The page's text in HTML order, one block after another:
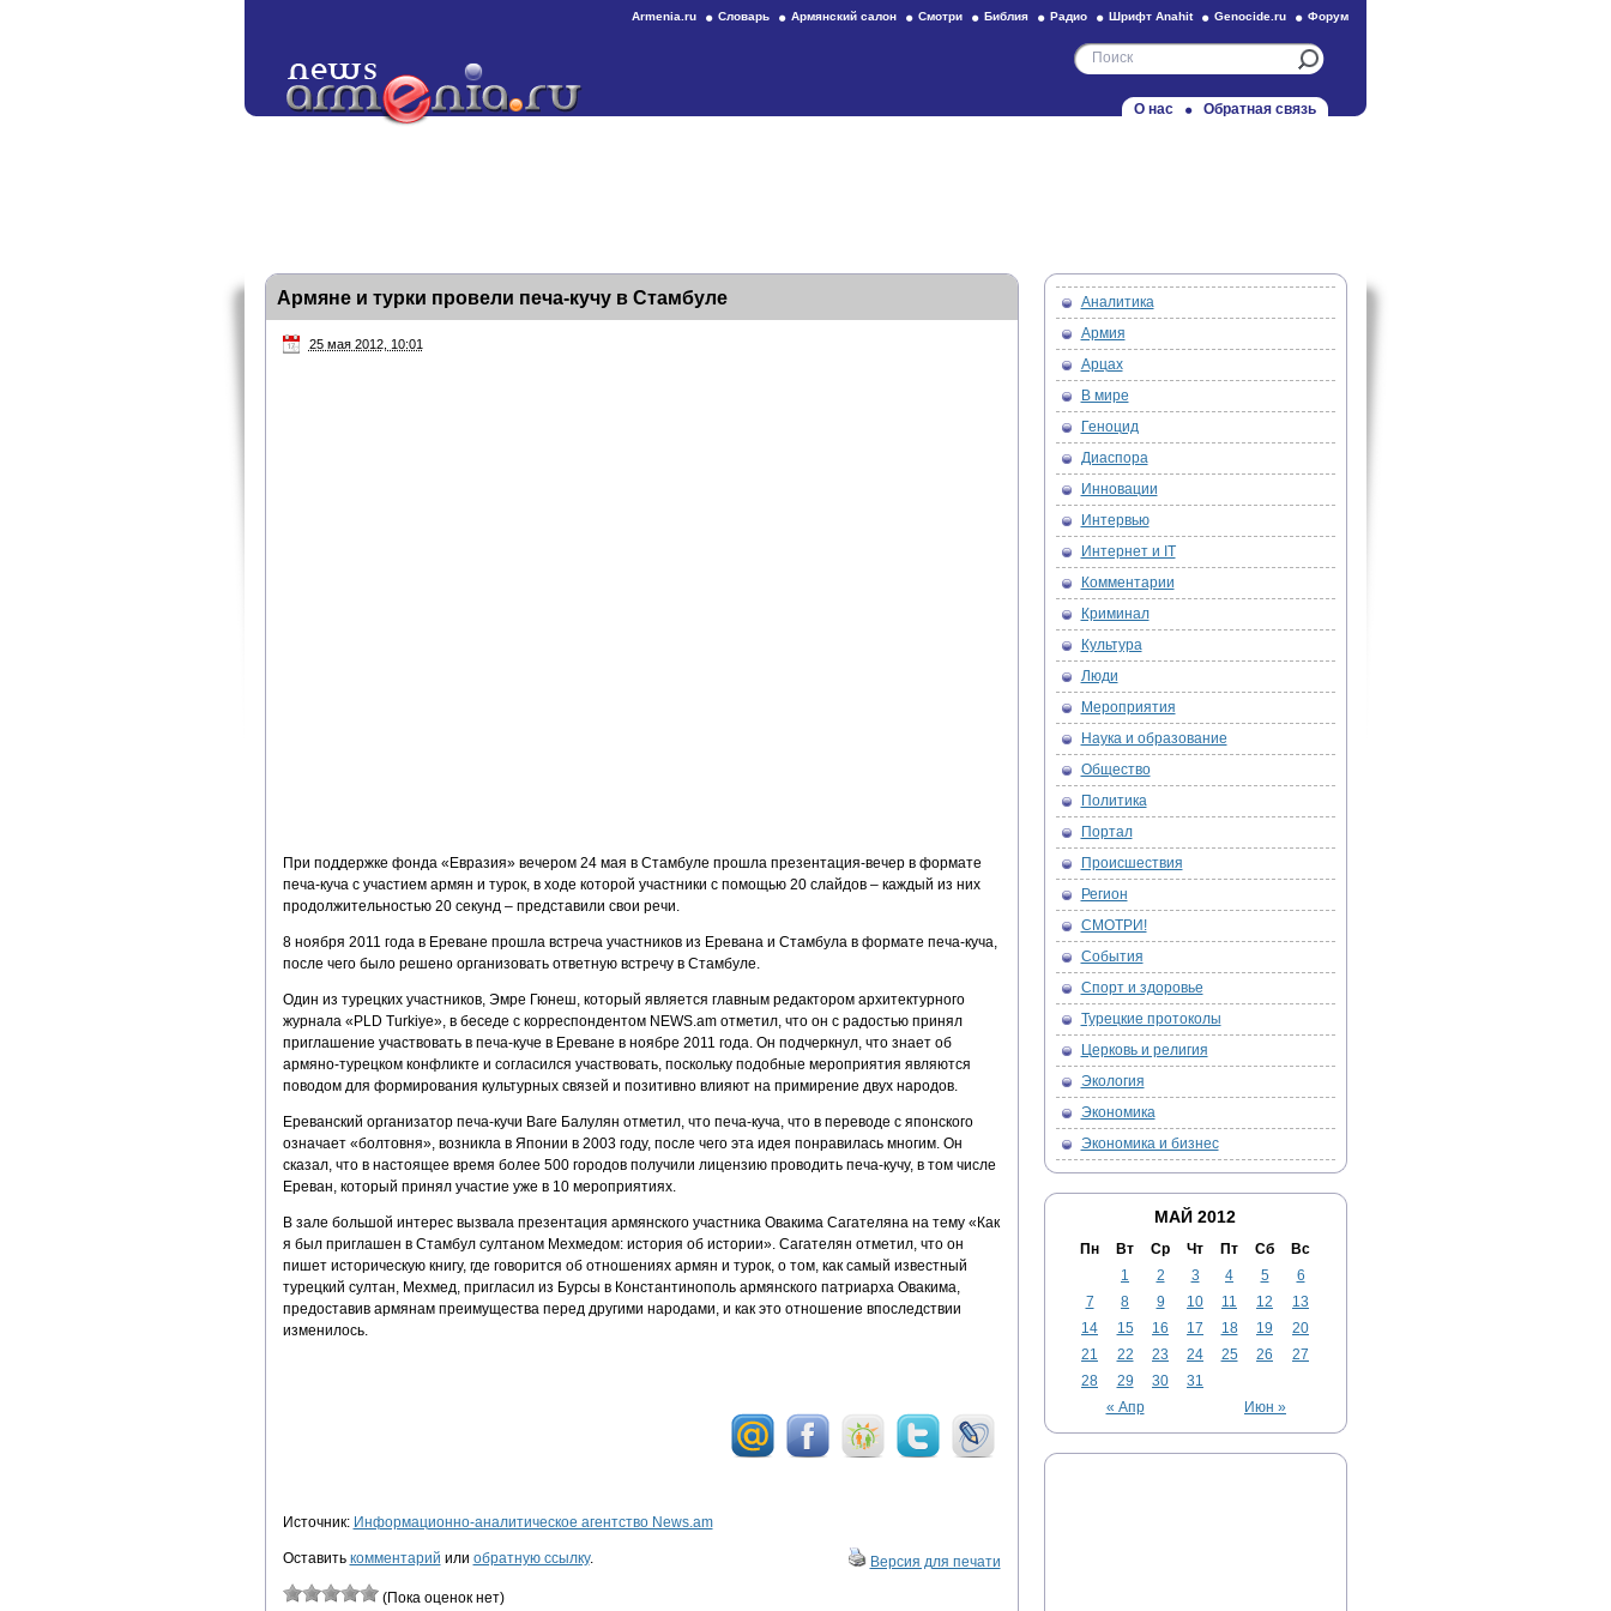
Armenia.ru Словарь Армянский салон Смотри Библия Радио Шрифт Anahit Genocide.ru Форум
О нас Обратная связь
Армяне и турки провели печа-кучу в Стамбуле
25 мая 2012, 10:01
При поддержке фонда «Евразия» вечером 24 мая в Стамбуле прошла презентация-вечер в формате
печа-куча с участием армян и турок, в ходе которой участники с помощью 20 слайдов – каждый из них
продолжительностью 20 секунд – представили свои речи.
8 ноября 2011 года в Ереване прошла встреча участников из Еревана и Стамбула в формате печа-куча,
после чего было решено организовать ответную встречу в Стамбуле.
Один из турецких участников, Эмре Гюнеш, который является главным редактором архитектурного
журнала «PLD Turkiye», в беседе с корреспондентом NEWS.am отметил, что он с радостью принял
приглашение участвовать в печа-куче в Ереване в ноябре 2011 года. Он подчеркнул, что знает об
армяно-турецком конфликте и согласился участвовать, поскольку подобные мероприятия являются
поводом для формирования культурных связей и позитивно влияют на примирение двух народов.
Ереванский организатор печа-кучи Ваге Балулян отметил, что печа-куча, что в переводе с японского
означает «болтовня», возникла в Японии в 2003 году, после чего эта идея понравилась многим. Он
сказал, что в настоящее время более 500 городов получили лицензию проводить печа-кучу, в том числе
Ереван, который принял участие уже в 10 мероприятиях.
В зале большой интерес вызвала презентация армянского участника Овакима Сагателяна на тему «Как
я был приглашен в Стамбул султаном Мехмедом: история об истории». Сагателян отметил, что он
пишет историческую книгу, где говорится об отношениях армян и турок, о том, как самый известный
турецкий султан, Мехмед, пригласил из Бурсы в Константинополь армянского патриарха Овакима,
предоставив армянам преимущества перед другими народами, и как это отношение впоследствии
изменилось.
Источник: Информационно-аналитическое агентство News.am
Оставить комментарий или обратную ссылку. Версия для печати
(Пока оценок нет)
Аналитика
Армия
Арцах
В мире
Геноцид
Диаспора
Инновации
Интервью
Интернет и IT
Комментарии
Криминал
Культура
Люди
Мероприятия
Наука и образование
Общество
Политика
Портал
Происшествия
Регион
СМОТРИ!
События
Спорт и здоровье
Турецкие протоколы
Церковь и религия
Экология
Экономика
Экономика и бизнес
МАЙ 2012
Пн Вт Ср Чт Пт Сб Вс
« Апр Июн »
1 2 3 4 5
6
7
8 9 10 11 12
13
14
15 16 17 18 19
20
21
22 23 24 25 26
27
28
29 30 31